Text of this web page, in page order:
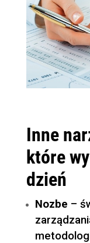
Inne
które
dzień
Nozbe –